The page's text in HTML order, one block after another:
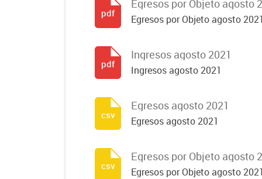
Egresos por Objeto agosto
Egresos por Objeto agosto 2021
pdf
Ingresos agosto 2021
Ingresos agosto 2021
pdf
Egresos agosto 2021
Egresos agosto 2021
csv
Egresos por Objeto agosto
Egresos por Objeto agosto 2021
csv